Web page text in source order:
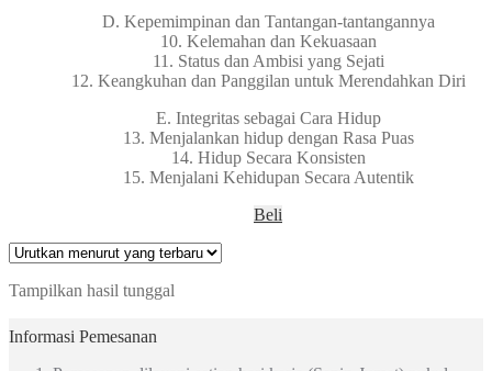
D. Kepemimpinan dan Tantangan-tantangannya
10. Kelemahan dan Kekuasaan
11. Status dan Ambisi yang Sejati
12. Keangkuhan dan Panggilan untuk Merendahkan Diri
E. Integritas sebagai Cara Hidup
13. Menjalankan hidup dengan Rasa Puas
14. Hidup Secara Konsisten
15. Menjalani Kehidupan Secara Autentik
Beli
Tampilkan hasil tunggal
Informasi Pemesanan